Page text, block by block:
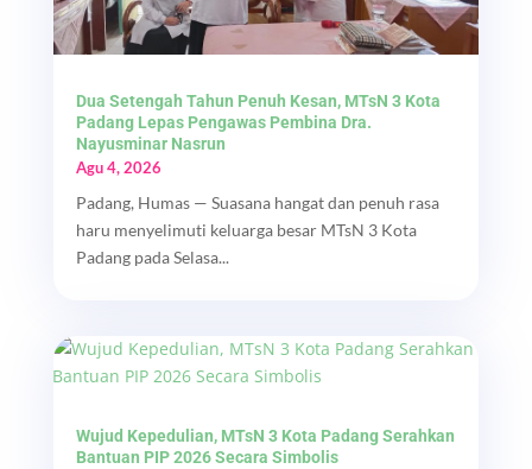
Dua Setengah Tahun Penuh Kesan, MTsN 3 Kota
Padang Lepas Pengawas Pembina Dra.
Nayusminar Nasrun
Agu 4, 2026
Padang, Humas — Suasana hangat dan penuh rasa
haru menyelimuti keluarga besar MTsN 3 Kota
Padang pada Selasa...
Wujud Kepedulian, MTsN 3 Kota Padang Serahkan
Bantuan PIP 2026 Secara Simbolis